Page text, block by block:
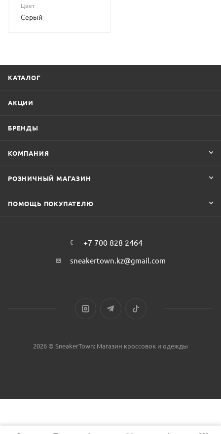
Цвет
Серый
КАТАЛОГ
АКЦИИ
БРЕНДЫ
КОМПАНИЯ
РОЗНИЧНЫЙ МАГАЗИН
ПОМОЩЬ ПОКУПАТЕЛЮ
+7 700 828 2464
sneakertown.kz@gmail.com
2026 © SneakerTown: Магазин кроссовок и одежды